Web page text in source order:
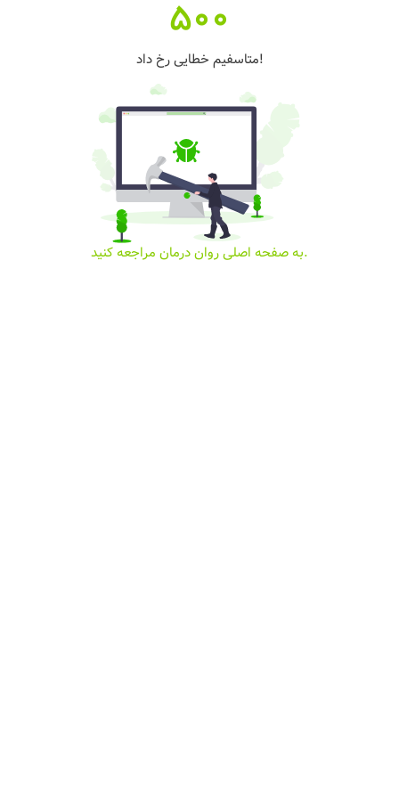
500
متاسفیم خطایی رخ داد!
به صفحه اصلی روان درمان مراجعه کنید.